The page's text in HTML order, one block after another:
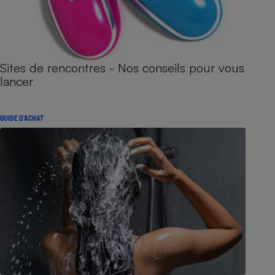
Sites de rencontres - Nos conseils pour vous
lancer
GUIDE D'ACHAT